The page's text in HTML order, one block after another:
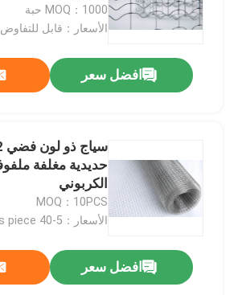
MOQ：1000 حبة
الأسعار：قابل للتفاوض
افضل سعر
حديدية مغلفة
الكربوني
MOQ：10PCS
الأسعار：5-40 dollars piece
افضل سعر